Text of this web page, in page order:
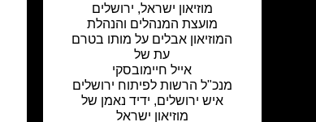
מוזיאון ישראל, ירושלים
מועצת המנהלים והנהלת
המוזיאון אבלים על מותו בטרם
עת של
אייל חיימובסקי
מנכ"ל הרשות לפיתוח ירושלים
איש ירושלים, ידיד נאמן של
מוזיאון ישראל